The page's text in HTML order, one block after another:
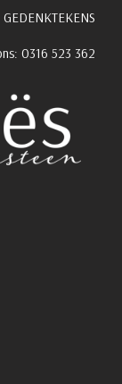
GEDENKTEKENS
0316 523 362